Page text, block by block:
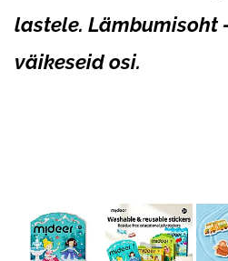
lastele. Lämbumisoht
väikeseid osi.